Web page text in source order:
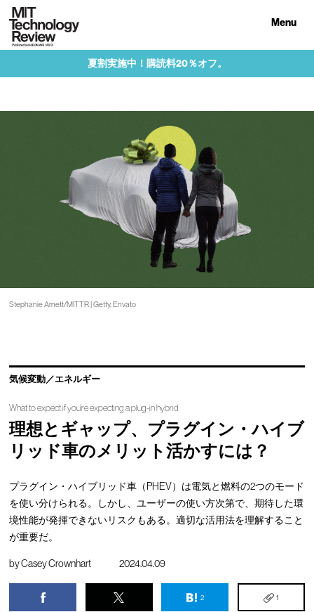
Menu
夏割実施中！購読料20％オフ。
Stephanie Arnett/MITTR | Getty, Envato
気候変動／エネルギー
What to expect if you're expecting a plug-in hybrid
理想とギャップ、プラグイン・ハイブ
リッド車のメリット活かすには？
プラグイン・ハイブリッド車（PHEV）は電気と燃料の2つのモード
を使い分けられる。しかし、ユーザーの使い方次第で、期待した環
境性能が発揮できないリスクもある。適切な活用法を理解すること
が重要だ。
byCasey Crownhart 2024.04.09
2 1